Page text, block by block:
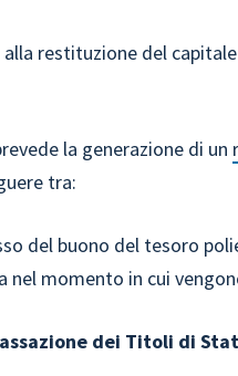
restituzione del
la generazione di un
tra:
del buono del tesoro
nel momento in cui
dei Titoli di